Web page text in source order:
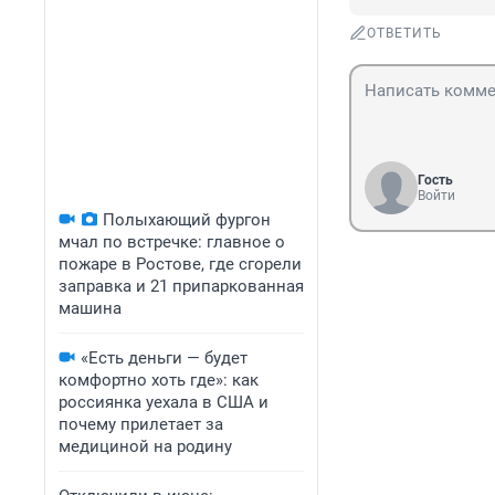
Полыхающий фургон
мчал по встречке: главное о
пожаре в Ростове, где сгорели
заправка и 21 припаркованная
машина
«Есть деньги — будет
комфортно хоть где»: как
россиянка уехала в США и
почему прилетает за
медициной на родину
ОТВЕТИТЬ
Гость
Войти